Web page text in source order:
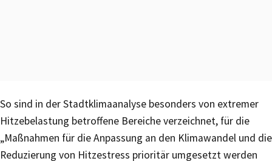
So sind in der Stadtklimaanalyse besonders von extremer
Hitzebelastung betroffene Bereiche verzeichnet, für die
„Maßnahmen für die Anpassung an den Klimawandel und die
Reduzierung von Hitzestress prioritär umgesetzt werden